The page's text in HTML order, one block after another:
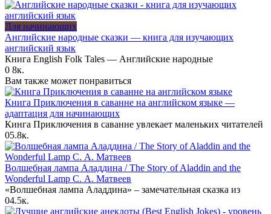
Для начинающих
Английские народные сказки — книга для изучающих
английский язык
Книга English Folk Tales — Английские народные
0 8к.
Вам также может понравиться
Книга Приключения в саванне на английском языке —
адаптация для начинающих
Кинга Приключения в саванне увлекает маленьких читателей
05.8к.
Волшебная лампа Аладдина / The Story of Aladdin and the
Wonderful Lamp С. А. Матвеев
«Волшебная лампа Аладдина» – замечательная сказка из
04.5к.